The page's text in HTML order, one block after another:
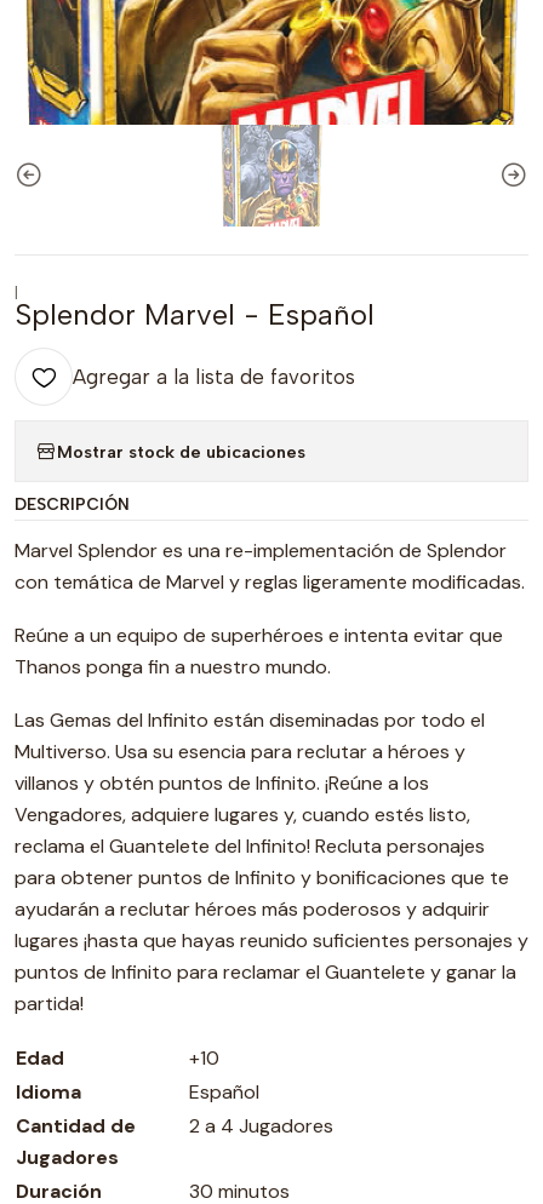
|
Splendor Marvel - Español
Agregar a la lista de favoritos
Mostrar stock de ubicaciones
DESCRIPCIÓN
Marvel Splendor es una re-implementación de Splendor
con temática de Marvel y reglas ligeramente modificadas.
Reúne a un equipo de superhéroes e intenta evitar que
Thanos ponga fin a nuestro mundo.
Las Gemas del Infinito están diseminadas por todo el
Multiverso. Usa su esencia para reclutar a héroes y
villanos y obtén puntos de Infinito. ¡Reúne a los
Vengadores, adquiere lugares y, cuando estés listo,
reclama el Guantelete del Infinito! Recluta personajes
para obtener puntos de Infinito y bonificaciones que te
ayudarán a reclutar héroes más poderosos y adquirir
lugares ¡hasta que hayas reunido suficientes personajes y
puntos de Infinito para reclamar el Guantelete y ganar la
partida!
Edad
+10
Idioma
Español
Cantidad de
Jugadores
2 a 4 Jugadores
Duración
30 minutos